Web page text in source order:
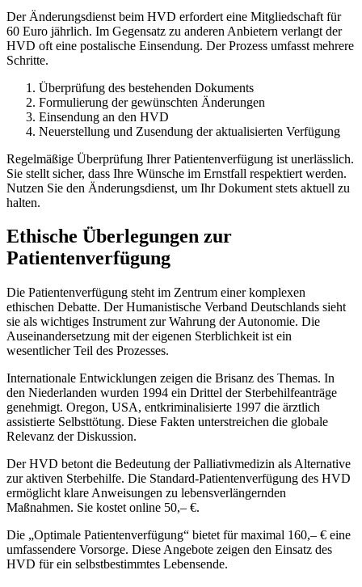
Der Änderungsdienst beim HVD erfordert eine Mitgliedschaft für
60 Euro jährlich. Im Gegensatz zu anderen Anbietern verlangt der
HVD oft eine postalische Einsendung. Der Prozess umfasst mehrere
Schritte.
Überprüfung des bestehenden Dokuments
Formulierung der gewünschten Änderungen
Einsendung an den HVD
Neuerstellung und Zusendung der aktualisierten Verfügung
Regelmäßige Überprüfung Ihrer Patientenverfügung ist unerlässlich.
Sie stellt sicher, dass Ihre Wünsche im Ernstfall respektiert werden.
Nutzen Sie den Änderungsdienst, um Ihr Dokument stets aktuell zu
halten.
Ethische Überlegungen zur
Patientenverfügung
Die Patientenverfügung steht im Zentrum einer komplexen
ethischen Debatte. Der Humanistische Verband Deutschlands sieht
sie als wichtiges Instrument zur Wahrung der Autonomie. Die
Auseinandersetzung mit der eigenen Sterblichkeit ist ein
wesentlicher Teil des Prozesses.
Internationale Entwicklungen zeigen die Brisanz des Themas. In
den Niederlanden wurden 1994 ein Drittel der Sterbehilfeanträge
genehmigt. Oregon, USA, entkriminalisierte 1997 die ärztlich
assistierte Selbsttötung. Diese Fakten unterstreichen die globale
Relevanz der Diskussion.
Der HVD betont die Bedeutung der Palliativmedizin als Alternative
zur aktiven Sterbehilfe. Die Standard-Patientenverfügung des HVD
ermöglicht klare Anweisungen zu lebensverlängernden
Maßnahmen. Sie kostet online 50,– €.
Die „Optimale Patientenverfügung“ bietet für maximal 160,– € eine
umfassendere Vorsorge. Diese Angebote zeigen den Einsatz des
HVD für ein selbstbestimmtes Lebensende.